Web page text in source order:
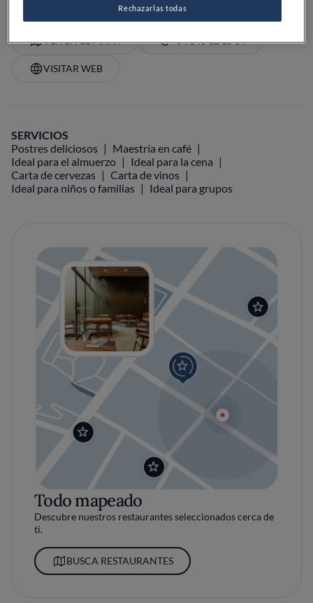
VER EN EL MAPA +34 646 12 15 84
VISITAR WEB
SERVICIOS
Postres deliciosos
Maestría en café
Ideal para el almuerzo
Ideal para la cena
Carta de cervezas
Carta de vinos
Ideal para niños o familias
Ideal para grupos
Todo mapeado
Descubre nuestros restaurantes seleccionados cerca de
ti.
BUSCA RESTAURANTES
Rechazarlas todas